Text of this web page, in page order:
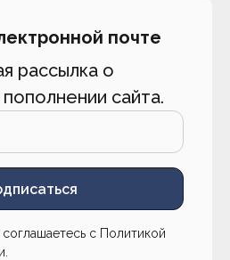
почте
рассылка о
сайта.
с Политикой